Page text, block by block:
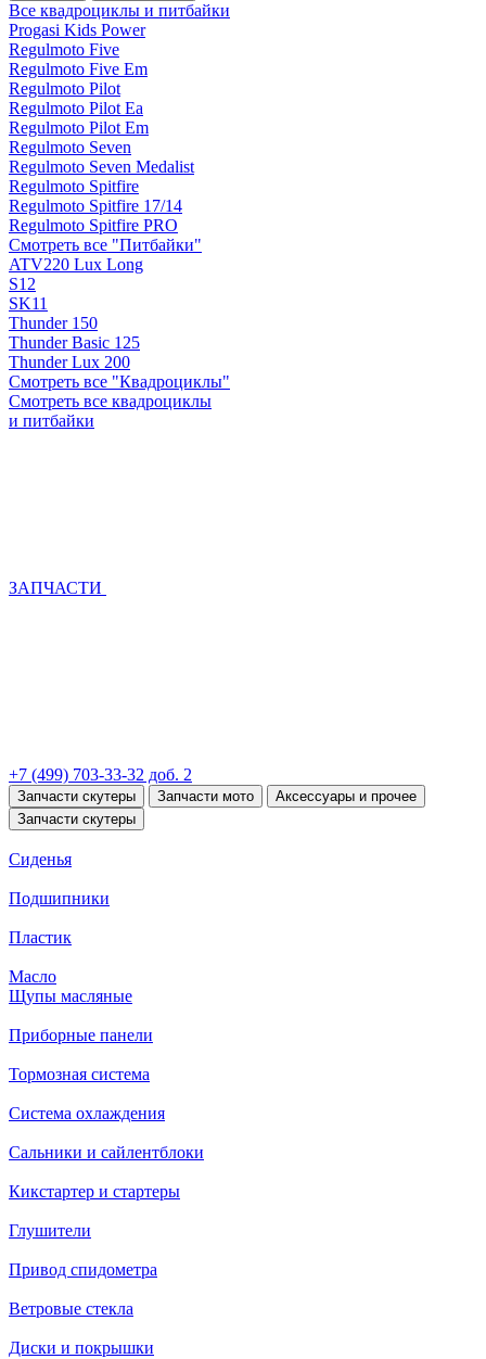
Все квадроциклы и питбайки
Progasi Kids Power
Regulmoto Five
Regulmoto Five Em
Regulmoto Pilot
Regulmoto Pilot Ea
Regulmoto Pilot Em
Regulmoto Seven
Regulmoto Seven Medalist
Regulmoto Spitfire
Regulmoto Spitfire 17/14
Regulmoto Spitfire PRO
Смотреть все "Питбайки"
ATV220 Lux Long
S12
SK11
Thunder 150
Thunder Basic 125
Thunder Lux 200
Смотреть все "Квадроциклы"
Смотреть все квадроциклы
и питбайки
ЗАПЧАСТИ
+7 (499) 703-33-32 доб. 2
Запчасти скутеры Запчасти мото
Аксессуары и прочее
Запчасти скутеры
Сиденья
Подшипники
Пластик
Масло
Щупы масляные
Приборные панели
Тормозная система
Система охлаждения
Сальники и сайлентблоки
Кикстартер и стартеры
Глушители
Привод спидометра
Ветровые стекла
Диски и покрышки